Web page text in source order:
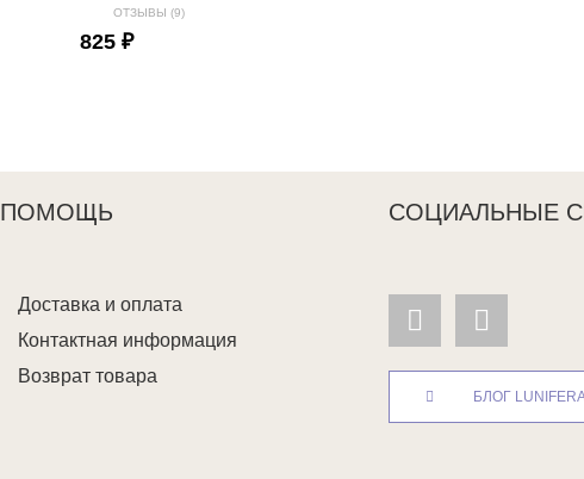
ОТЗЫВЫ (9)
825 ₽
ПОМОЩЬ СОЦИАЛЬНЫЕ
Доставка и оплата
Контактная информация
Возврат товара
БЛОГ